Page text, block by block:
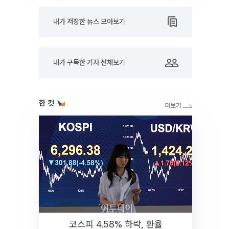
내가 저장한 뉴스 모아보기
내가 구독한 기자 전체보기
한 컷
코스피 4.58% 하락, 환율